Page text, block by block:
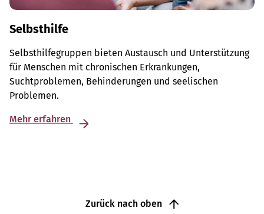
Selbsthilfe
Selbsthilfegruppen bieten Austausch und Unterstützung
für Menschen mit chronischen Erkrankungen,
Suchtproblemen, Behinderungen und seelischen
Problemen.
Mehr erfahren
Zurück nach oben